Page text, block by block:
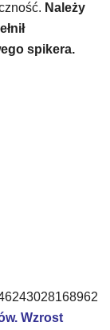
Należy
spikera.
Wzrost